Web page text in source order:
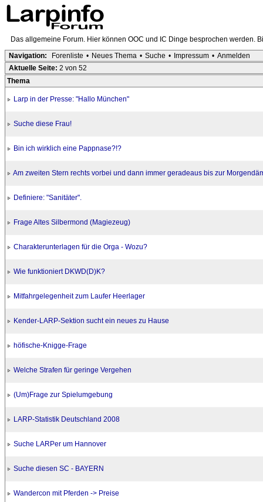
Das allgemeine Forum. Hier können OOC und IC Dinge besprochen werden.
Navigation:
Forenliste • Neues Thema • Suche • Impressum • Anmelden
Aktuelle Seite: 2 von 52
Thema
Larp in der Presse: "Hallo München"
Suche diese Frau!
Bin ich wirklich eine Pappnase?!?
Am zweiten Stern rechts vorbei und dann immer geradeaus bis zur
Definiere: "Sanitäter".
Frage Altes Silbermond (Magiezeug)
Charakterunterlagen für die Orga - Wozu?
Wie funktioniert DKWD(D)K?
Mitfahrgelegenheit zum Laufer Heerlager
Kender-LARP-Sektion sucht ein neues zu Hause
höfische-Knigge-Frage
Welche Strafen für geringe Vergehen
(Um)Frage zur Spielumgebung
LARP-Statistik Deutschland 2008
Suche LARPer um Hannover
Suche diesen SC - BAYERN
Wandercon mit Pferden -> Preise